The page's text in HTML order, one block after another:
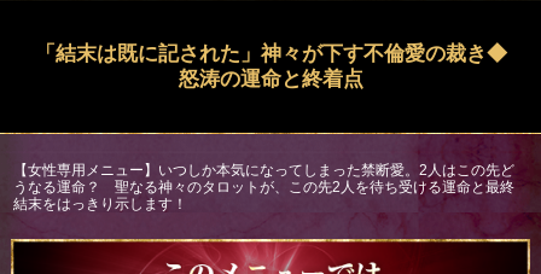
「結末は既に記された」神々が下す不倫愛の裁き◆
怒涛の運命と終着点
【女性専用メニュー】いつしか本気になってしまった禁断愛。2人はこの先ど
うなる運命？ 聖なる神々のタロットが、この先2人を待ち受ける運命と最終
結末をはっきり示します！